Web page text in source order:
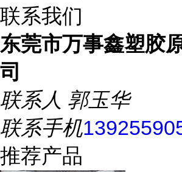
联系我们
东莞市万事鑫塑胶
司
联系人 郭玉华
联系手机
推荐产品